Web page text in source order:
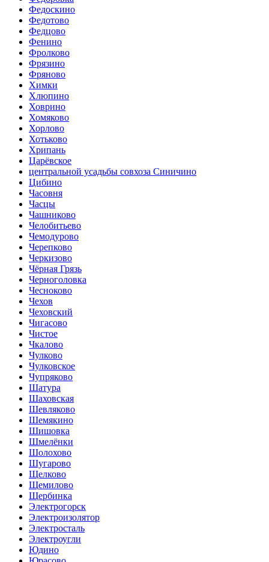
Федоскино
Федотово
Федцово
Фенино
Фролково
Фрязино
Фряново
Химки
Хлюпино
Ховрино
Хомяково
Хорлово
Хотьково
Хрипань
Царёвское
центральной усадьбы совхоза Синичино
Цибино
Часовня
Часцы
Чашниково
Челобитьево
Чемодурово
Черепково
Черкизово
Чёрная Грязь
Черноголовка
Чесноково
Чехов
Чеховский
Чигасово
Чистое
Чкалово
Чулково
Чулковское
Чупряково
Шатура
Шаховская
Шевляково
Шемякино
Шишовка
Шмелёнки
Шолохово
Шугарово
Щелково
Щемилово
Щербинка
Электрогорск
Электроизолятор
Электросталь
Электроугли
Юдино